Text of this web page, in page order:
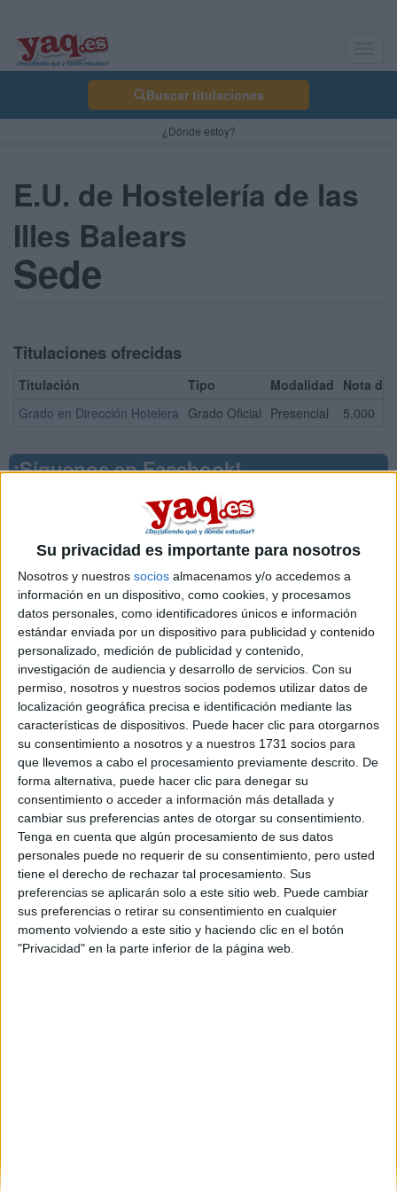
Su privacidad es importante para nosotros
Nosotros y nuestros socios almacenamos y/o accedemos a
información en un dispositivo, como cookies, y procesamos
datos personales, como identificadores únicos e información
estándar enviada por un dispositivo para publicidad y contenido
personalizado, medición de publicidad y contenido,
investigación de audiencia y desarrollo de servicios. Con su
permiso, nosotros y nuestros socios podemos utilizar datos de
localización geográfica precisa e identificación mediante las
características de dispositivos. Puede hacer clic para otorgarnos
su consentimiento a nosotros y a nuestros 1731 socios para
que llevemos a cabo el procesamiento previamente descrito. De
forma alternativa, puede hacer clic para denegar su
consentimiento o acceder a información más detallada y
cambiar sus preferencias antes de otorgar su consentimiento.
Tenga en cuenta que algún procesamiento de sus datos
personales puede no requerir de su consentimiento, pero usted
tiene el derecho de rechazar tal procesamiento. Sus
preferencias se aplicarán solo a este sitio web. Puede cambiar
sus preferencias o retirar su consentimiento en cualquier
momento volviendo a este sitio y haciendo clic en el botón
"Privacidad" en la parte inferior de la página web.
Buscar titulaciones
¿Dónde estoy?
E.U. de Hostelería de las
Illes Balears
Sede
Titulaciones ofrecidas
Titulación Tipo Modalidad Nota de
Grado en Dirección Hotelera Grado Oficial Presencial 5,000
¡Síguenos en Facebook!
Contactar
Ctra. Valldemossa, km 7,5
Edificio Arxiduc Lluís Salvador
07122 Palma de Mallorca
Illes Balears
Tel:971 172 608
Mapa